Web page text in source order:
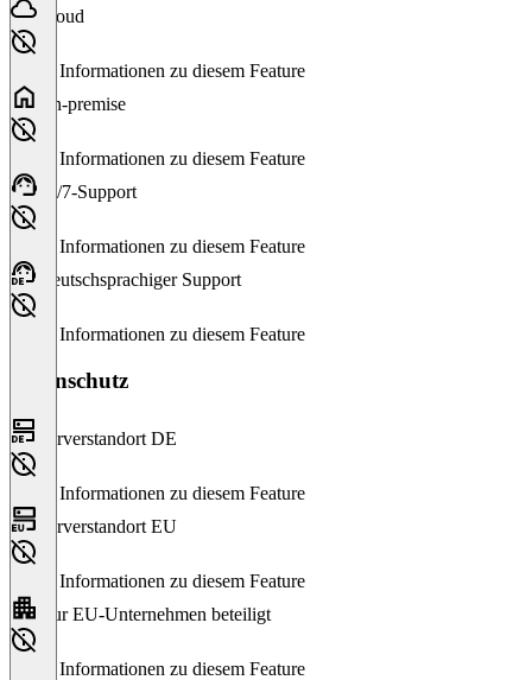
Cloud
Keine Informationen zu diesem Feature
On-premise
Keine Informationen zu diesem Feature
24/7-Support
Keine Informationen zu diesem Feature
Deutschsprachiger Support
Keine Informationen zu diesem Feature
Datenschutz
Serverstandort DE
Keine Informationen zu diesem Feature
Serverstandort EU
Keine Informationen zu diesem Feature
Nur EU-Unternehmen beteiligt
Keine Informationen zu diesem Feature